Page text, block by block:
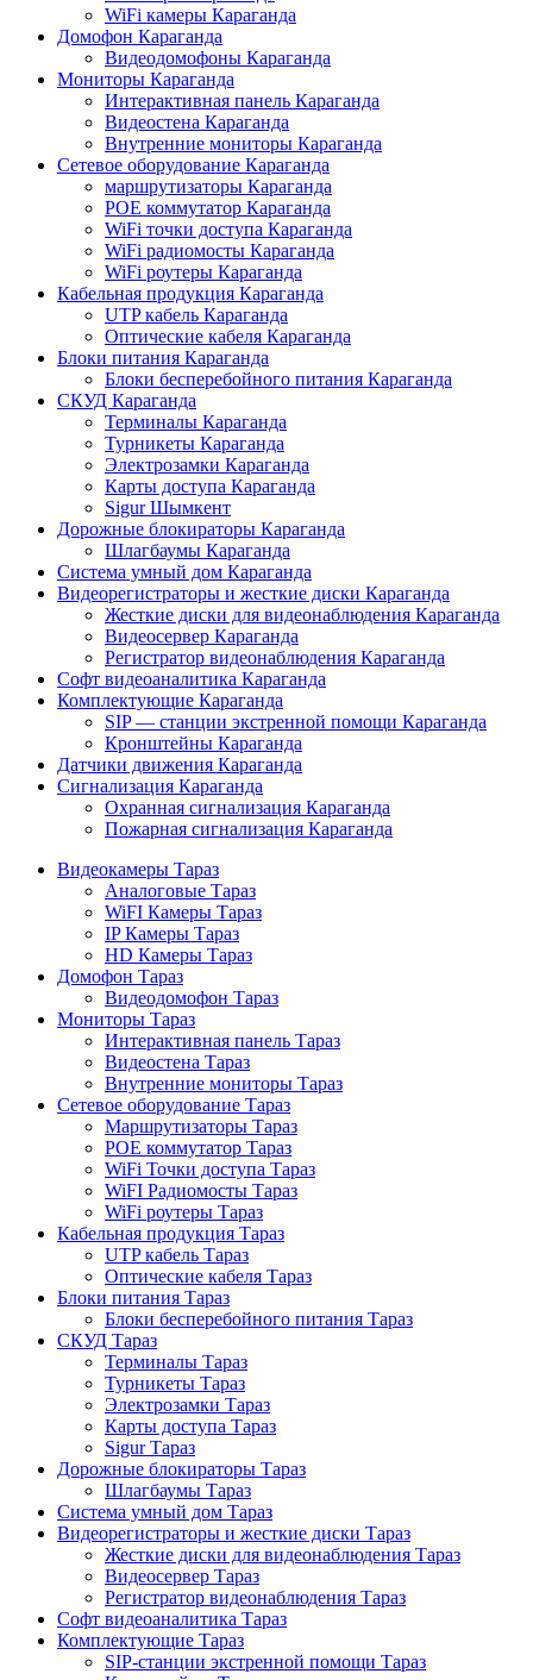
WiFi камеры Караганда
Домофон Караганда
Видеодомофоны Караганда
Мониторы Караганда
Интерактивная панель Караганда
Видеостена Караганда
Внутренние мониторы Караганда
Сетевое оборудование Караганда
маршрутизаторы Караганда
POE коммутатор Караганда
WiFi точки доступа Караганда
WiFi радиомосты Караганда
WiFi роутеры Караганда
Кабельная продукция Караганда
UTP кабель Караганда
Оптические кабеля Караганда
Блоки питания Караганда
Блоки бесперебойного питания Караганда
СКУД Караганда
Терминалы Караганда
Турникеты Караганда
Электрозамки Караганда
Карты доступа Караганда
Sigur Шымкент
Дорожные блокираторы Караганда
Шлагбаумы Караганда
Система умный дом Караганда
Видеорегистраторы и жесткие диски Караганда
Жесткие диски для видеонаблюдения Караганда
Видеосервер Караганда
Регистратор видеонаблюдения Караганда
Софт видеоаналитика Караганда
Комплектующие Караганда
SIP — станции экстренной помощи Караганда
Кронштейны Караганда
Датчики движения Караганда
Сигнализация Караганда
Охранная сигнализация Караганда
Пожарная сигнализация Караганда
Видеокамеры Тараз
Аналоговые Тараз
WiFI Камеры Тараз
IP Камеры Тараз
HD Камеры Тараз
Домофон Тараз
Видеодомофон Тараз
Мониторы Тараз
Интерактивная панель Тараз
Видеостена Тараз
Внутренние мониторы Тараз
Сетевое оборудование Тараз
Маршрутизаторы Тараз
POE коммутатор Тараз
WiFi Точки доступа Тараз
WiFI Радиомосты Тараз
WiFi роутеры Тараз
Кабельная продукция Тараз
UTP кабель Тараз
Оптические кабеля Тараз
Блоки питания Тараз
Блоки бесперебойного питания Тараз
СКУД Тараз
Терминалы Тараз
Турникеты Тараз
Электрозамки Тараз
Карты доступа Тараз
Sigur Тараз
Дорожные блокираторы Тараз
Шлагбаумы Тараз
Система умный дом Тараз
Видеорегистраторы и жесткие диски Тараз
Жесткие диски для видеонаблюдения Тараз
Видеосервер Тараз
Регистратор видеонаблюдения Тараз
Софт видеоаналитика Тараз
Комплектующие Тараз
SIP-станции экстренной помощи Тараз